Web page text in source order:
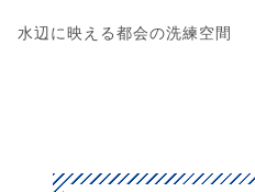
水辺に映える都会の洗練空間